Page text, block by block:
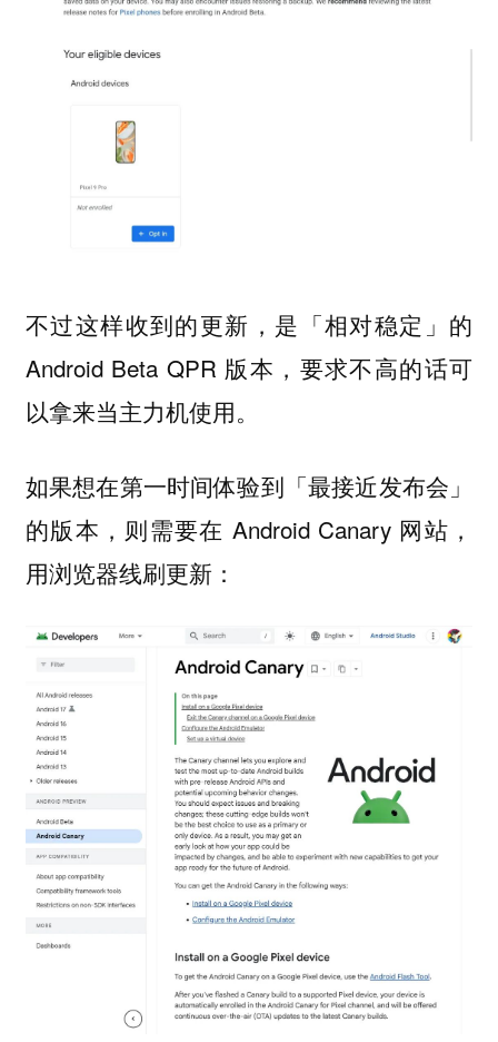
不过这样收到的更新，是「相对稳定」的
Android Beta QPR 版本，要求不高的话可
以拿来当主力机使用。
如果想在第一时间体验到「最接近发布会」
的版本，则需要在 Android Canary 网站，
用浏览器线刷更新：